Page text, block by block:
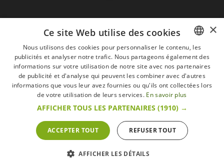
S'abonner à la Newsletter
Je suis d'accord avec les Mentions légales
Toutes les marques Conditions générales
Mentions légales
Retour & Droit de rétractation
FAQ Recrutement
s'entendent toutes taxes comprises.
Conformément au livre VI « Pratiques du marché et protection du consommateur » du
Code belge de droit économique.
Le Client agissant en tant que consommateur dispose d’un droit de
Que faire en cas de litige,Plus d'infos
FRENCH
DUTCH
×
Ce site Web utilise des cookies
Nous utilisons des cookies pour personnaliser le contenu, les
publicités et analyser notre trafic. Nous partageons également des
informations sur votre utilisation de notre site avec nos partenaires
de publicité et d'analyse qui peuvent les combiner avec d'autres
informations que vous leur avez fournies ou qu'ils ont collectées lors
de votre utilisation de leurs services. En savoir plus
AFFICHER TOUS LES PARTENAIRES (1910) →
ACCEPTER TOUT REFUSER TOUT
AFFICHER LES DÉTAILS